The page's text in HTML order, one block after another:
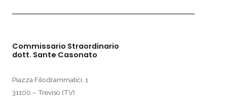
Commissario Straordinario
dott. Sante Casonato
Piazza Filodrammatici, 1
31100 – Treviso (TV)